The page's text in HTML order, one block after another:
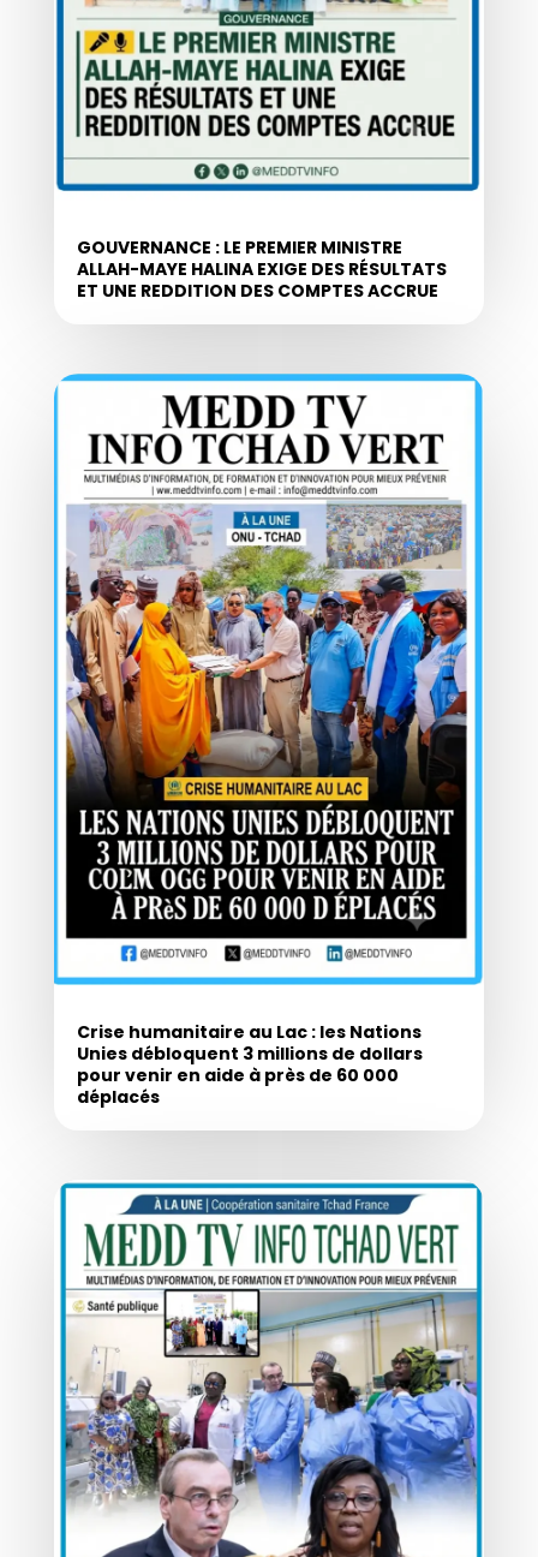
GOUVERNANCE : LE PREMIER MINISTRE
ALLAH-MAYE HALINA EXIGE DES RÉSULTATS
ET UNE REDDITION DES COMPTES ACCRUE
Crise humanitaire au Lac : les Nations
Unies débloquent 3 millions de dollars
pour venir en aide à près de 60 000
déplacés